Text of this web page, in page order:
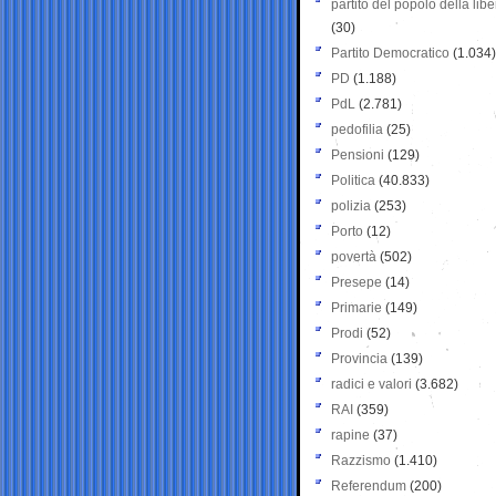
partito del popolo della
(30)
Partito Democratico (1.034)
PD (1.188)
PdL (2.781)
pedofilia (25)
Pensioni (129)
Politica (40.833)
polizia (253)
Porto (12)
povertà (502)
Presepe (14)
Primarie (149)
Prodi (52)
Provincia (139)
radici e valori (3.682)
RAI (359)
rapine (37)
Razzismo (1.410)
Referendum (200)